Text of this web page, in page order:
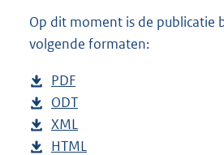
Op dit moment is de publicatie
volgende formaten:
D
o
w
n
PDF
e
s
t
D
o
w
ODT
s
D
o
XML
e
D
HTML